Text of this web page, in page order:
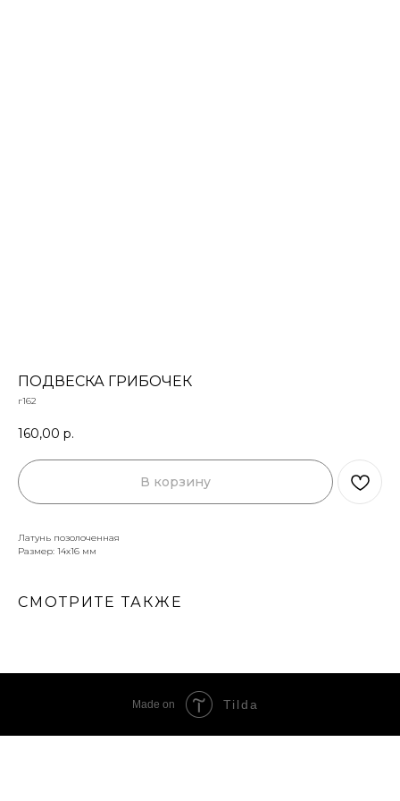
ПОДВЕСКА ГРИБОЧЕК
г162
160,00 р.
В корзину
Латунь позолоченная
Размер: 14х16 мм
СМОТРИТЕ ТАКЖЕ
Made on Tilda